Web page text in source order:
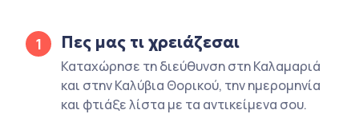
1 Πες μας τι χρειάζεσαι
Καταχώρησε τη διεύθυνση στη Καλαμαριά
και στην Καλύβια Θορικού, την ημερομηνία
και φτιάξε λίστα με τα αντικείμενα σου.